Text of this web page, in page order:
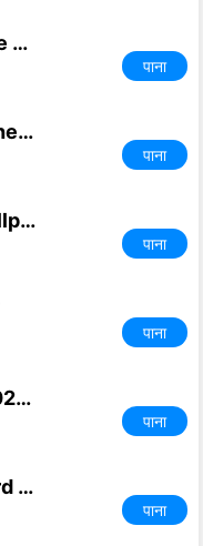
WallFancy - 4K Live Wallpaper
पाना
WidgetKit-OS18 Themes & Icons
पाना
Christmas Live Wallpaper
पाना
पाना
Happy New Year 2026 Wallpaper
पाना
Emoji Font Keyboard & Themes
पाना